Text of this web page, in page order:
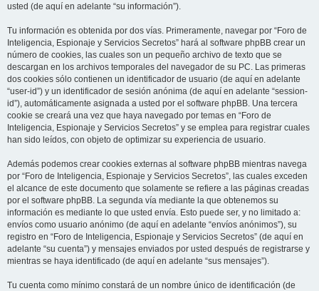
usted (de aquí en adelante “su información”).
Tu información es obtenida por dos vías. Primeramente, navegar por “Foro de
Inteligencia, Espionaje y Servicios Secretos” hará al software phpBB crear un
número de cookies, las cuales son un pequeño archivo de texto que se
descargan en los archivos temporales del navegador de su PC. Las primeras
dos cookies sólo contienen un identificador de usuario (de aquí en adelante
“user-id”) y un identificador de sesión anónima (de aquí en adelante “session-
id”), automáticamente asignada a usted por el software phpBB. Una tercera
cookie se creará una vez que haya navegado por temas en “Foro de
Inteligencia, Espionaje y Servicios Secretos” y se emplea para registrar cuales
han sido leídos, con objeto de optimizar su experiencia de usuario.
Además podemos crear cookies externas al software phpBB mientras navega
por “Foro de Inteligencia, Espionaje y Servicios Secretos”, las cuales exceden
el alcance de este documento que solamente se refiere a las páginas creadas
por el software phpBB. La segunda vía mediante la que obtenemos su
información es mediante lo que usted envía. Esto puede ser, y no limitado a:
envíos como usuario anónimo (de aquí en adelante “envíos anónimos”), su
registro en “Foro de Inteligencia, Espionaje y Servicios Secretos” (de aquí en
adelante “su cuenta”) y mensajes enviados por usted después de registrarse y
mientras se haya identificado (de aquí en adelante “sus mensajes”).
Tu cuenta como mínimo constará de un nombre único de identificación (de